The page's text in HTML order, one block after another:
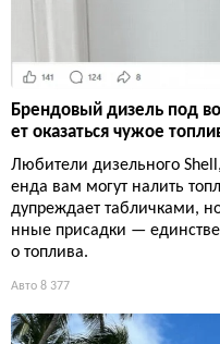
Брендовый дизель под
ет оказаться чужое
Любители дизельного
енда вам могут налить
дупреждает табличками,
нные присадки —
о топлива.
Авто 8 377